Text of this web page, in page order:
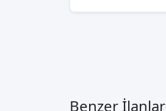
Benzer İlanlar